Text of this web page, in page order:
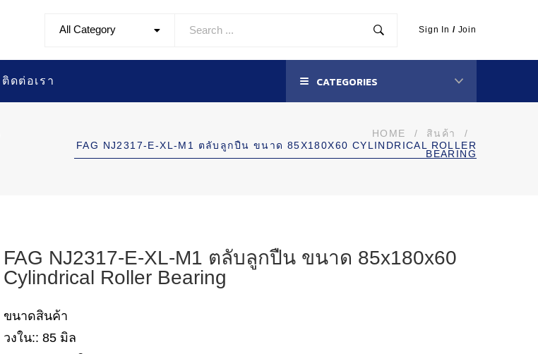
All Category Sign In / Join
ติดต่อเรา CATEGORIES
HOME / สินค้า
/
FAG NJ2317-E-XL-M1 ตลับลูกปืน ขนาด 85X180X60 CYLINDRICAL ROLLER
BEARING
FAG NJ2317-E-XL-M1 ตลับลูกปืน ขนาด 85x180x60
Cylindrical Roller Bearing
ขนาดสินค้า
วงใน:: 85 มิล